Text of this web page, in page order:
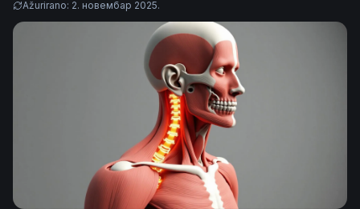
Ažurirano: 2. новембар 2025.